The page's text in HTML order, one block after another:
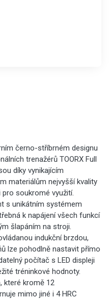
černo-stříbrném designu
trenažérů TOORX Full
díky vynikajícím
materiálům nejvyšší kvality
soukromé využití.
s unikátním systémem
k napájení všech funkcí
šlapáním na stroji.
indukční brzdou,
lze pohodlně nastavit přímo
počítač s LED displeji
tréninkové hodnoty.
které kromě 12
mimo jiné i 4 HRC